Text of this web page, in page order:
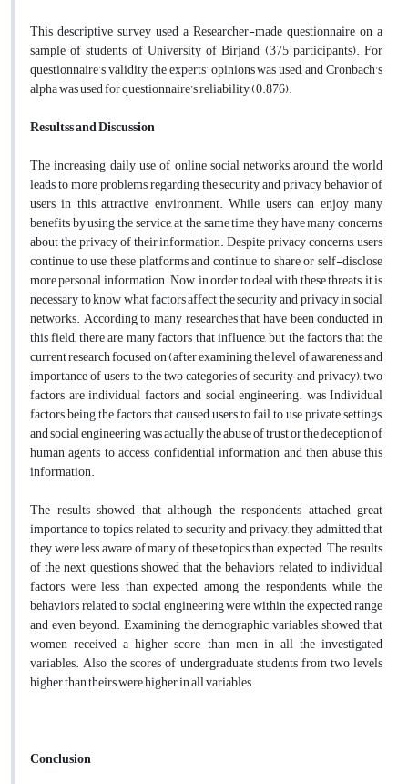
This descriptive survey used a Researcher-made questionnaire on a
sample of students of University of Birjand (375 participants). For
questionnaire’s validity, the experts’ opinions was used, and Cronbach's
alpha was used for questionnaire’s reliability (0.876).
Resultss and Discussion
The increasing daily use of online social networks around the world
leads to more problems regarding the security and privacy behavior of
users in this attractive environment. While users can enjoy many
benefits by using the service, at the same time they have many concerns
about the privacy of their information. Despite privacy concerns, users
continue to use these platforms and continue to share or self-disclose
more personal information. Now, in order to deal with these threats, it is
necessary to know what factors affect the security and privacy in social
networks. According to many researches that have been conducted in
this field, there are many factors that influence, but the factors that the
current research focused on (after examining the level of awareness and
importance of users to the two categories of security and privacy), two
factors are individual factors and social engineering. was Individual
factors being the factors that caused users to fail to use private settings,
and social engineering was actually the abuse of trust or the deception of
human agents to access confidential information and then abuse this
information.
The results showed that although the respondents attached great
importance to topics related to security and privacy, they admitted that
they were less aware of many of these topics than expected. The results
of the next questions showed that the behaviors related to individual
factors were less than expected among the respondents, while the
behaviors related to social engineering were within the expected range
and even beyond. Examining the demographic variables showed that
women received a higher score than men in all the investigated
variables. Also, the scores of undergraduate students from two levels
higher than theirs were higher in all variables.
Conclusion